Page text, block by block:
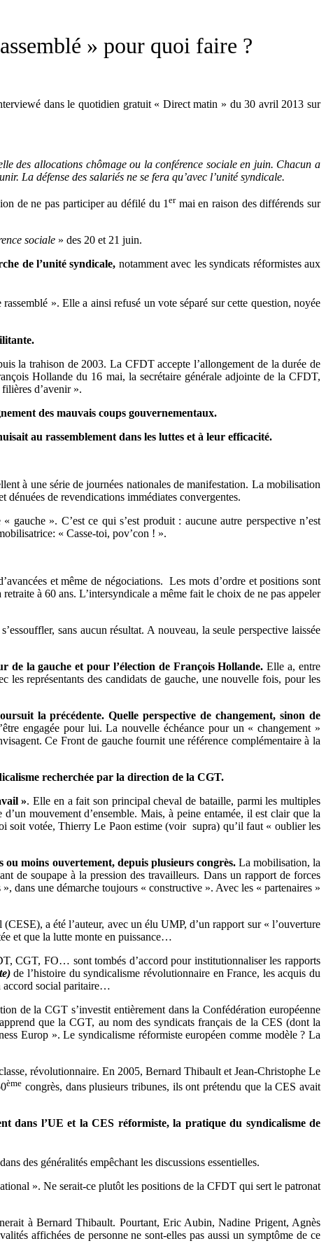
» pour quoi faire ?
dans le quotidien gratuit « Direct matin » du 30 avril 2013 sur
des allocations chômage ou la conférence sociale en juin. Chacun a
La défense des salariés ne se fera qu’avec l’unité syndicale.
de ne pas participer au défilé du 1ermai en raison des différends sur
sociale » des 20 et 21 juin.
de l’unité syndicale, notamment avec les syndicats réformistes aux
». Elle a ainsi refusé un vote séparé sur cette question, noyée
la trahison de 2003. La CFDT accepte l’allongement de la durée de
Hollande du 16 mai, la secrétaire générale adjointe de la CFDT,
d’avenir ».
des mauvais coups gouvernementaux.
au rassemblement dans les luttes et à leur efficacité.
à une série de journées nationales de manifestation. La mobilisation
dénuées de revendications immédiates convergentes.
gauche ». C’est ce qui s’est produit : aucune autre perspective n’est
« Casse-toi, pov’con ! ».
et même de négociations. Les mots d’ordre et positions sont
à 60 ans. L’intersyndicale a même fait le choix de ne pas appeler
sans aucun résultat. A nouveau, la seule perspective laissée
de la gauche et pour l’élection de François Hollande. Elle a, entre
représentants des candidats de gauche, une nouvelle fois, pour les
la précédente. Quelle perspective de changement, sinon de
engagée pour lui. La nouvelle échéance pour un « changement »
Ce Front de gauche fournit une référence complémentaire à la
recherchée par la direction de la CGT.
». Elle en a fait son principal cheval de bataille, parmi les multiples
mouvement d’ensemble. Mais, à peine entamée, il est clair que la
soit votée, Thierry Le Paon estime (voir supra) qu’il faut « oublier les
ou moins ouvertement, depuis plusieurs congrès.La mobilisation, la
de soupape à la pression des travailleurs. Dans un rapport de forces
dans une démarche toujours « constructive ». Avec les « partenaires »
a été l’auteur, avec un élu UMP, d’un rapport sur « l’ouverture
et que la lutte monte en puissance…
CGT, FO… sont tombés d’accord pour institutionnaliser les rapports
de l’histoire du syndicalisme révolutionnaire en France, les acquis du
accord social paritaire…
de la CGT s’investit entièrement dans la Confédération européenne
que la CGT, au nom des syndicats français de la CES (dont la
Europ ». Le syndicalisme réformiste européen comme modèle ? La
révolutionnaire. En 2005, Bernard Thibault et Jean-Christophe Le
ème congrès, dans plusieurs tribunes, ils ont prétendu que la CES avait
dans l’UE et la CES réformiste, la pratique du syndicalisme de
des généralités empêchant les discussions essentielles.
». Ne serait-ce plutôt les positions de la CFDT qui sert le patronat
à Bernard Thibault. Pourtant, Eric Aubin, Nadine Prigent, Agnès
affichées de personne ne sont-elles pas aussi un symptôme de ce